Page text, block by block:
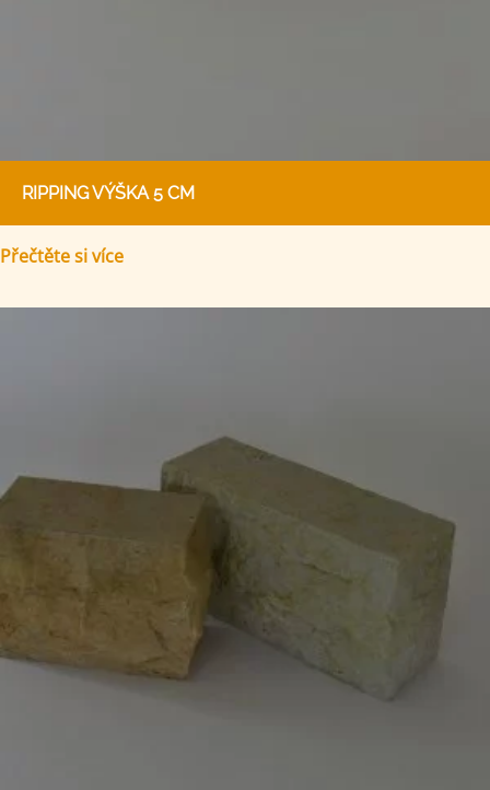
RIPPING VÝŠKA 5 CM
Přečtěte si více